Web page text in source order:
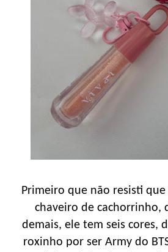
Primeiro que não resisti
chaveiro de cachorrinho,
demais, ele tem seis cores,
roxinho por ser Army do